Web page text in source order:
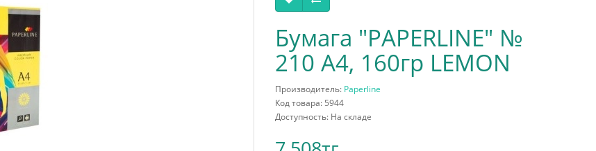
Бумага "PAPERLINE" №
210 А4, 160гр LEMON
Производитель: Paperline
Код товара: 5944
Доступность: На складе